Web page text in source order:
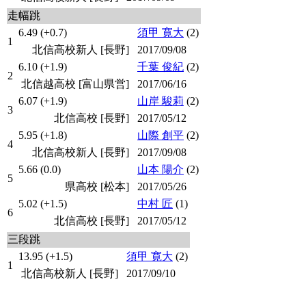
走幅跳
1
6.49 (+0.7) 須甲 寛大 (2)
北信高校新人 [長野]
2017/09/08
2
6.10 (+1.9) 千葉 俊紀 (2)
北信越高校 [富山県営]
2017/06/16
3
6.07 (+1.9) 山岸 駿莉 (2)
北信高校 [長野]
2017/05/12
4
5.95 (+1.8) 山際 創平 (2)
北信高校新人 [長野]
2017/09/08
5
5.66 (0.0) 山本 陽介 (2)
県高校 [松本]
2017/05/26
6
5.02 (+1.5) 中村 匠 (1)
北信高校 [長野]
2017/05/12
三段跳
1
13.95 (+1.5) 須甲 寛大 (2)
北信高校新人 [長野]
2017/09/10